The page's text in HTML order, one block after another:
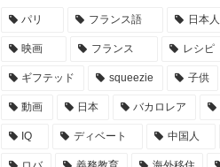
パリ フランス語 日本人
映画 フランス レシピ
ギフテッド squeezie 子供
動画 日本 バカロレア
IQ ディベート 中国人